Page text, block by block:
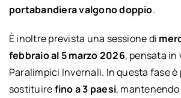
portabandiera valgono doppio.
È inoltre prevista una sessione di
febbraio al 5 marzo 2026, pensata in
Paralimpici Invernali. In questa fase è
sostituirefino a 3 paesi,